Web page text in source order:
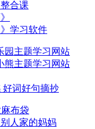
合课
学习软件
园主题学习网站
熊主题学习网站
好词好句摘抄
布袋
人家的妈妈